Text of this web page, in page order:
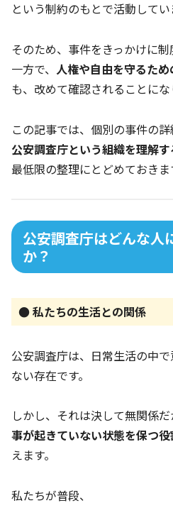
という制約のもとで活動してい
そのため、事件をきっかけに
一方で、 人権や自由を守るた
も、改めて確認されることにな
この記事では、個別の事件の詳
公安調査庁という組織を理解
最低限の整理にとどめておきま
公安調査庁はどんな人
か？
● 私たちの生活との関係
公安調査庁は、日常生活の中
ない存在です。
しかし、それは決して無関係だ
事が起きていない状態を保つ役
えます。
私たちが普段、